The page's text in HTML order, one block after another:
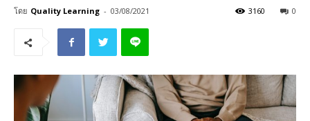
โดย Quality Learning - 03/08/2021 0
3160